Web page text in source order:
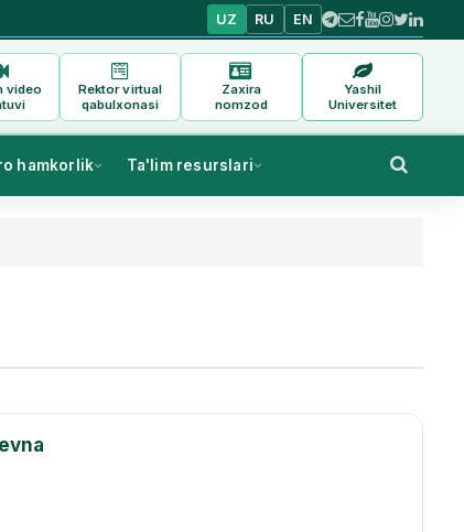
UZ RU EN
video
Rektor virtual
qabulxonasi
Zaxira
nomzod
Yashil
Universitet
hamkorlik Ta'lim resurslari